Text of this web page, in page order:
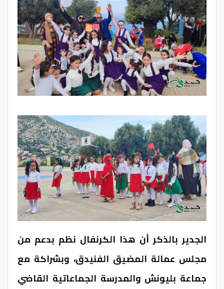
الجدير بالذكر أن هذا الكرنفال نظم بدعم من
مجلس عمالة المضيق الفنيدق، وبشراكة مع
جماعة بليونش والمدرسة الجماعاتية القاضي